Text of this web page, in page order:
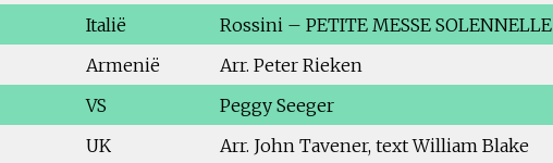
Italië
Rossini – PETITE MESSE SOLENNELLE
Armenië
Arr. Peter Rieken
VS
Peggy Seeger
UK
Arr. John Tavener, text William Blake